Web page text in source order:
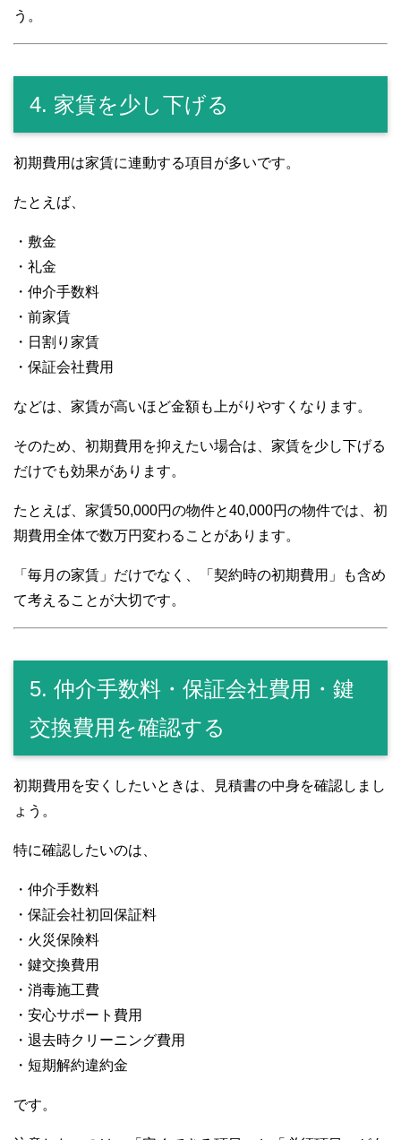
う。
4. 家賃を少し下げる
初期費用は家賃に連動する項目が多いです。
たとえば、
・敷金
・礼金
・仲介手数料
・前家賃
・日割り家賃
・保証会社費用
などは、家賃が高いほど金額も上がりやすくなります。
そのため、初期費用を抑えたい場合は、家賃を少し下げる
だけでも効果があります。
たとえば、家賃50,000円の物件と40,000円の物件では、初
期費用全体で数万円変わることがあります。
「毎月の家賃」だけでなく、「契約時の初期費用」も含め
て考えることが大切です。
5. 仲介手数料・保証会社費用・鍵
交換費用を確認する
初期費用を安くしたいときは、見積書の中身を確認しまし
ょう。
特に確認したいのは、
・仲介手数料
・保証会社初回保証料
・火災保険料
・鍵交換費用
・消毒施工費
・安心サポート費用
・退去時クリーニング費用
・短期解約違約金
です。